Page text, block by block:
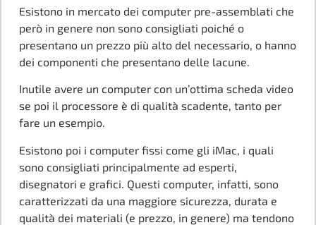
Esistono in mercato dei computer pre-assemblati che
però in genere non sono consigliati poiché o
presentano un prezzo più alto del necessario, o hanno
dei componenti che presentano delle lacune.
Inutile avere un computer con un’ottima scheda video
se poi il processore è di qualità scadente, tanto per
fare un esempio.
Esistono poi i computer fissi come gli iMac, i quali
sono consigliati principalmente ad esperti,
disegnatori e grafici. Questi computer, infatti, sono
caratterizzati da una maggiore sicurezza, durata e
qualità dei materiali (e prezzo, in genere) ma tendono